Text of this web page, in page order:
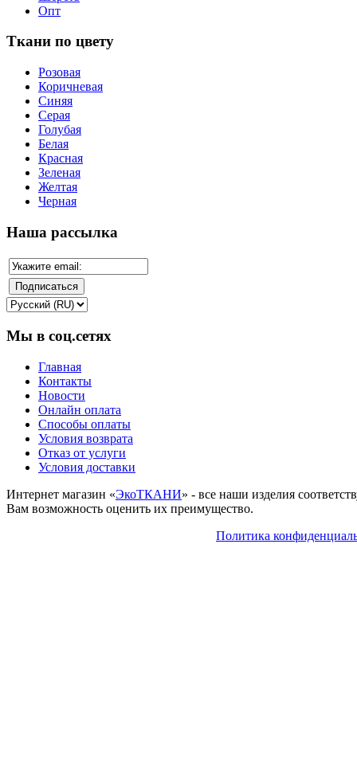
Опт
Ткани по цвету
Розовая
Коричневая
Синяя
Серая
Голубая
Белая
Красная
Зеленая
Желтая
Черная
Наша рассылка
Мы в соц.сетях
Главная
Контакты
Новости
Онлайн оплата
Способы оплаты
Условия возврата
Отказ от услуги
Условия доставки
Интернет магазин «ЭкоТКАНИ» - все наши изделия
Вам возможность оценить их преимущество.
Политика